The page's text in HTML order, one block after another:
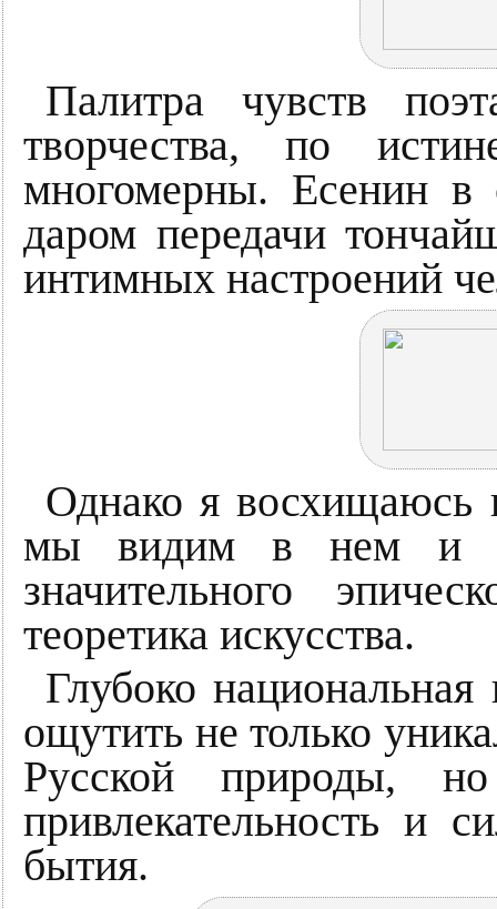
Палитра чувств
творчества, по
многомерны. Есенин в
даром передачи
интимных настроений
Однако я восхищаюсь
мы видим в нем и
значительного
теоретика искусства.
Глубоко
ощутить не только
Русской природы,
привлекательность и
бытия.